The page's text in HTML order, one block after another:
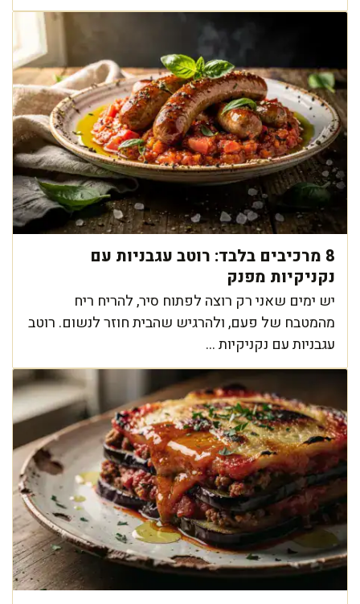
8 מרכיבים בלבד: רוטב עגבניות עם
נקניקיות מפנק
יש ימים שאני רק רוצה לפתוח סיר, להריח ריח
מהמטבח של פעם, ולהרגיש שהבית חוזר לנשום. רוטב
עגבניות עם נקניקיות ...